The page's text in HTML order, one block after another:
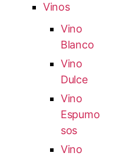
Vinos
Vino
Blanco
Vino
Dulce
Vino
Espumo
sos
Vino